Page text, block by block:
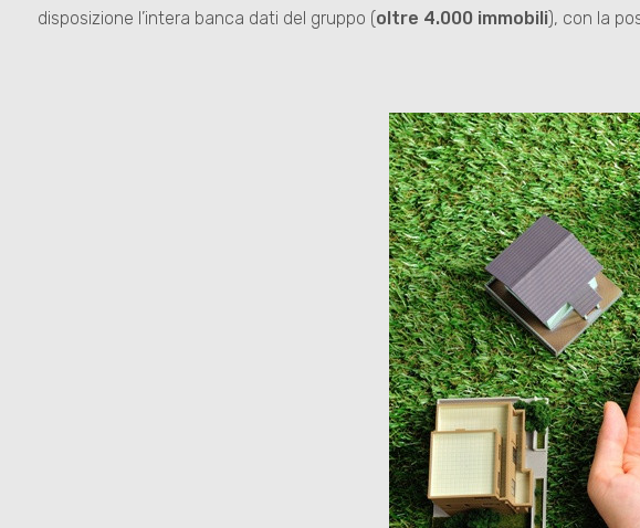
disposizione l’intera banca dati del gruppo (oltre 4.000 immobili), con la